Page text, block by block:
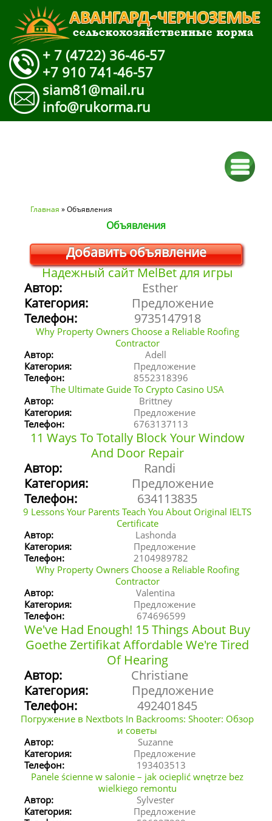
+ 7 (4722) 36-46-57
+7 910 741-46-57
siam81@mail.ru
info@rukorma.ru
Вы здесь
Главная » Объявления
Объявления
Добавить объявление
Надежный сайт MelBet для игры
Автор:
Esther
Категория:
Предложение
Телефон:
9735147918
Why Property Owners Choose a Reliable Roofing
Contractor
Автор:
Adell
Категория:
Предложение
Телефон:
8552318396
The Ultimate Guide To Crypto Casino USA
Автор:
Brittney
Категория:
Предложение
Телефон:
6763137113
11 Ways To Totally Block Your Window
And Door Repair
Автор:
Randi
Категория:
Предложение
Телефон:
634113835
9 Lessons Your Parents Teach You About Original IELTS
Certificate
Автор:
Lashonda
Категория:
Предложение
Телефон:
2104989782
Why Property Owners Choose a Reliable Roofing
Contractor
Автор:
Valentina
Категория:
Предложение
Телефон:
674696599
We've Had Enough! 15 Things About Buy
Goethe Zertifikat Affordable We're Tired
Of Hearing
Автор:
Christiane
Категория:
Предложение
Телефон:
492401845
Погружение в Nextbots In Backrooms: Shooter: Обзор
и советы
Автор:
Suzanne
Категория:
Предложение
Телефон:
193403513
Panele ścienne w salonie – jak ocieplić wnętrze bez
wielkiego remontu
Автор:
Sylvester
Категория:
Предложение